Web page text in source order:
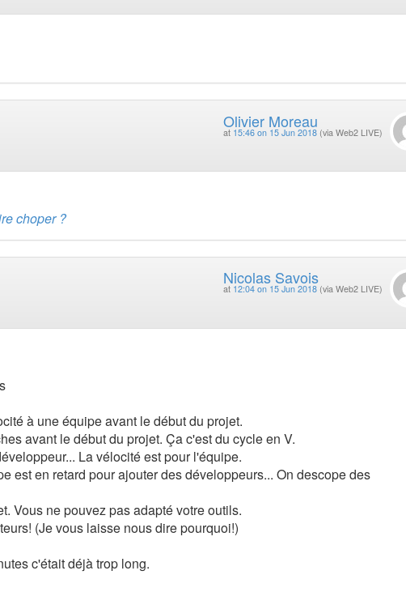
Olivier Moreau
at 15:46 on 15 Jun 2018 (via Web2 LIVE)
choper ?
Nicolas Savois
at 12:04 on 15 Jun 2018 (via Web2 LIVE)
à une équipe avant le début du projet.
avant le début du projet. Ça c'est du cycle en V.
La vélocité est pour l'équipe.
est en retard pour ajouter des développeurs... On descope des
Vous ne pouvez pas adapté votre outils.
(Je vous laisse nous dire pourquoi!)
c'était déjà trop long.